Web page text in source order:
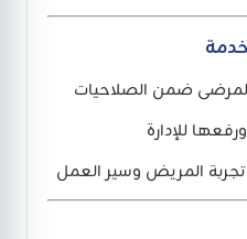
ضمن الصلاحيات
للإدارة
المريض وسير العمل